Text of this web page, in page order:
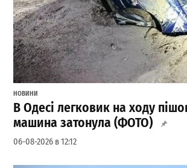
НОВИНИ
В Одесі легковик на ходу
машина затонула (ФОТО)
06-08-2026 в 12:12